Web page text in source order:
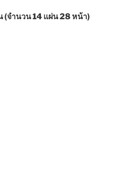
(จำนวน 14 แผ่น 28 หน้า)